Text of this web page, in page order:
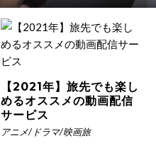
【2021年】旅先でも楽し
めるオススメの動画配信
サービス
アニメ/ドラマ/映画旅